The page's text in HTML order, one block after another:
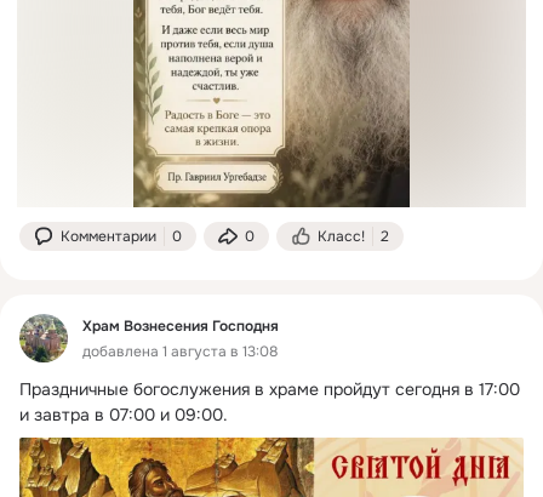
Комментарии 0 0 Класс! 2
Храм Вознесения Господня
добавлена 1 августа в 13:08
Праздничные богослужения в храме пройдут сегодня в 17:00
и завтра в 07:00 и 09:00.